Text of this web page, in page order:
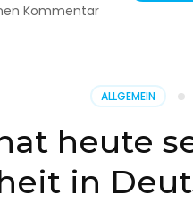
Kommentarzu
Benutzer
aus
erstellen
ALLGEMEIN
heute
in